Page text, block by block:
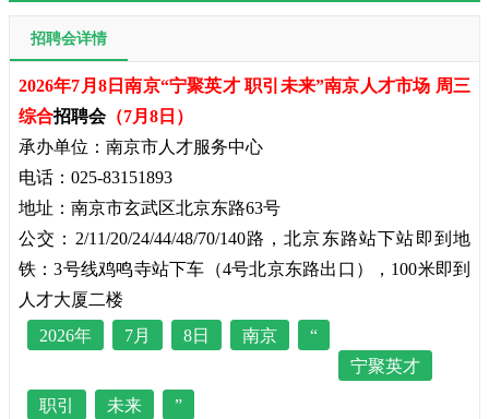
招聘会详情
2026年7月8日南京“宁聚英才 职引未来”南京人才市场 周三
综合招聘会（7月8日）
承办单位：南京市人才服务中心
电话：025-83151893
地址：南京市玄武区北京东路63号
公交：2/11/20/24/44/48/70/140路，北京东路站下站即到地
铁：3号线鸡鸣寺站下车（4号北京东路出口），100米即到
人才大厦二楼
2026年
7月 8日 南京
“
宁聚英才
职引 未来 ”